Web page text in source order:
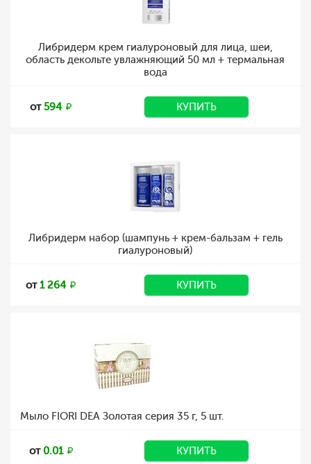
Либридерм крем гиалуроновый для лица, шеи,
область декольте увлажняющий 50 мл + термальная
вода
от594 КУПИТЬ
Либридерм набор (шампунь + крем-бальзам + гель
гиалуроновый)
от1 264 КУПИТЬ
Мыло FIORI DEA Золотая серия 35 г, 5 шт.
от 0.01 КУПИТЬ